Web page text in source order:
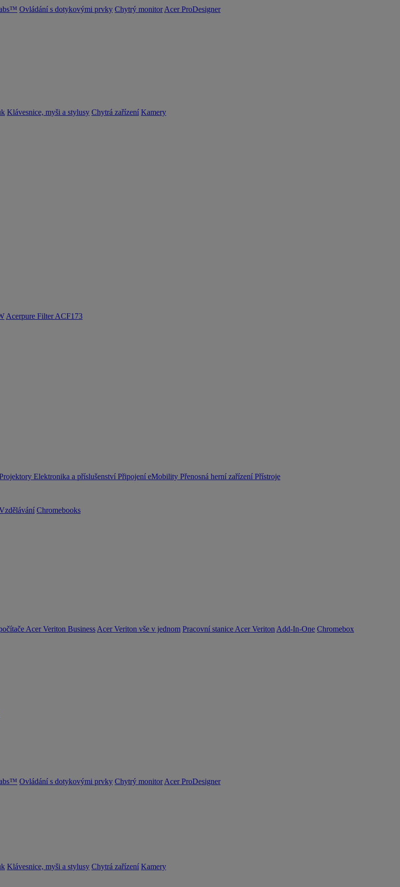
Ovládání s dotykovými prvky Chytrý monitor Acer ProDesigner
Klávesnice, myši a stylusy Chytrá zařízení Kamery
Acerpure Filter ACF173
Elektronika a příslušenství Připojení eMobility Přenosná herní zařízení Přístroje
Chromebooks
Acer Veriton Business Acer Veriton vše v jednom Pracovní stanice Acer Veriton Add-In-One Chromebox
Ovládání s dotykovými prvky Chytrý monitor Acer ProDesigner
Klávesnice, myši a stylusy Chytrá zařízení Kamery